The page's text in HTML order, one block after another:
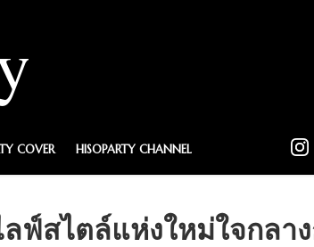
COVER HISOPARTY CHANNEL
ฟ์สไตล์แห่งใหม่ใจกลาง